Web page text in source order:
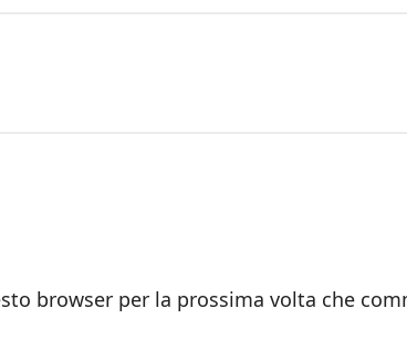
browser per la prossima volta che